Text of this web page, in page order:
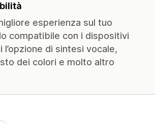
esperienza sul tuo
compatibile con i dispositivi
l’opzione di sintesi vocale,
dei colori e molto altro